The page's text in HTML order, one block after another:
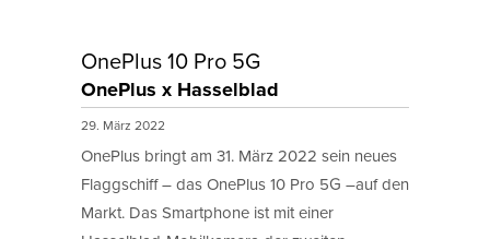
OnePlus 10 Pro 5G
OnePlus x Hasselblad
29. März 2022
OnePlus bringt am 31. März 2022 sein neues
Flaggschiff – das OnePlus 10 Pro 5G –auf den
Markt. Das Smartphone ist mit einer